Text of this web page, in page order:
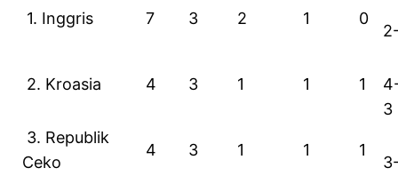
1. Inggris 7 3 2 1 0
2. Kroasia 4 3 1 1 1
3
3. Republik
Ceko
4 3 1 1 1